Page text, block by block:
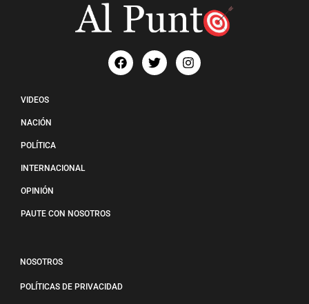
VIDEOS
NACIÓN
POLÍTICA
INTERNACIONAL
OPINIÓN
PAUTE CON NOSOTROS
NOSOTROS
POLÍTICAS DE PRIVACIDAD